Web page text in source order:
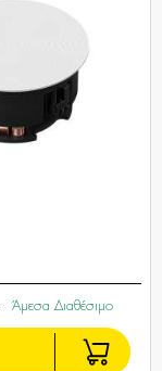
Άμεσα Διαθέσιμο